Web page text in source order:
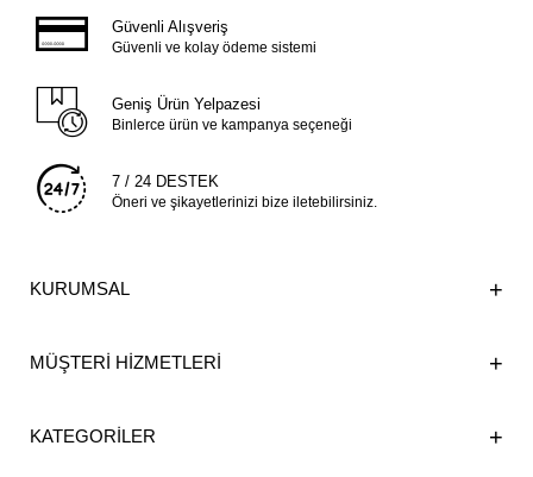
Güvenli Alışveriş
Güvenli ve kolay ödeme sistemi
Geniş Ürün Yelpazesi
Binlerce ürün ve kampanya seçeneği
7 / 24 DESTEK
Öneri ve şikayetlerinizi bize iletebilirsiniz.
KURUMSAL
MÜŞTERİ HİZMETLERİ
KATEGORİLER